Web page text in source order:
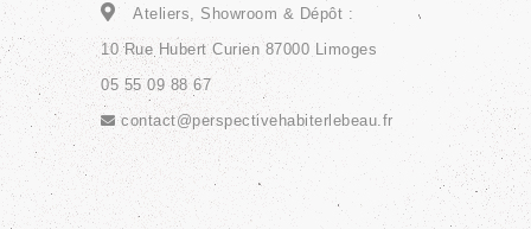
Ateliers, Showroom & Dépôt :
10 Rue Hubert Curien 87000 Limoges
05 55 09 88 67
contact@perspectivehabiterlebeau.fr